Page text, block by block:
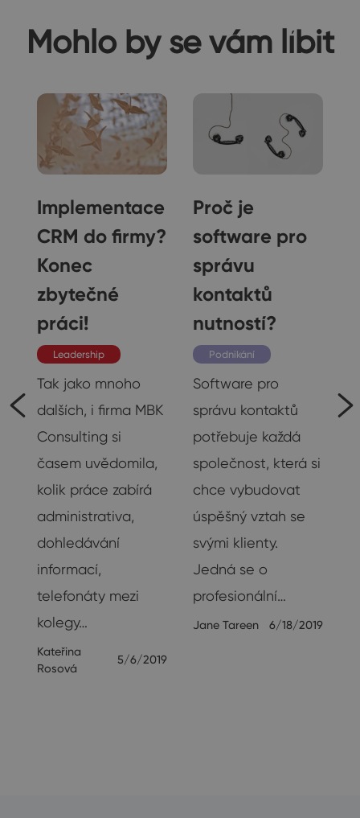
Mohlo by se vám líbit
Implementace
CRM do firmy?
Konec
zbytečné
práci!
Leadership
Tak jako mnoho
dalších, i firma MBK
Consulting si
časem uvědomila,
kolik práce zabírá
administrativa,
dohledávání
informací,
telefonáty mezi
kolegy…
Kateřina
Rosová
5/6/2019
Proč je
software pro
správu
kontaktů
nutností?
Podnikání
Software pro
správu kontaktů
potřebuje každá
společnost, která si
chce vybudovat
úspěšný vztah se
svými klienty.
Jedná se o
profesionální…
Jane Tareen 6/18/2019